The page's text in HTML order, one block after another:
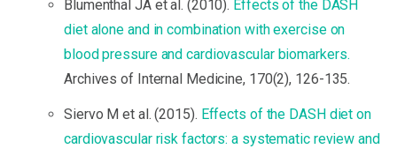
Blumenthal JA et al. (2010). Effects of the DASH
diet alone and in combination with exercise on
blood pressure and cardiovascular biomarkers.
Archives of Internal Medicine, 170(2), 126-135.
Siervo M et al. (2015). Effects of the DASH diet on
cardiovascular risk factors: a systematic review and